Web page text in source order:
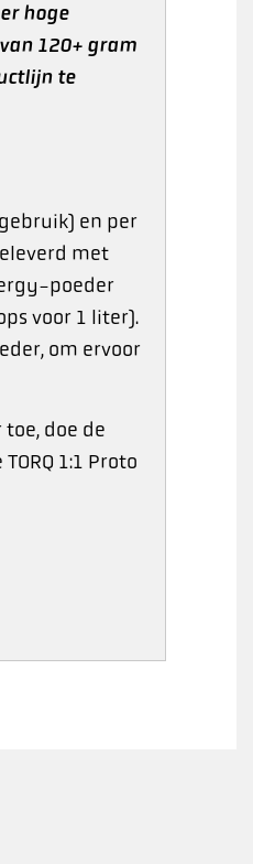
hoge
120+ gram
te
en per
met
poeder
voor 1 liter).
om ervoor
doe de
1:1 Proto